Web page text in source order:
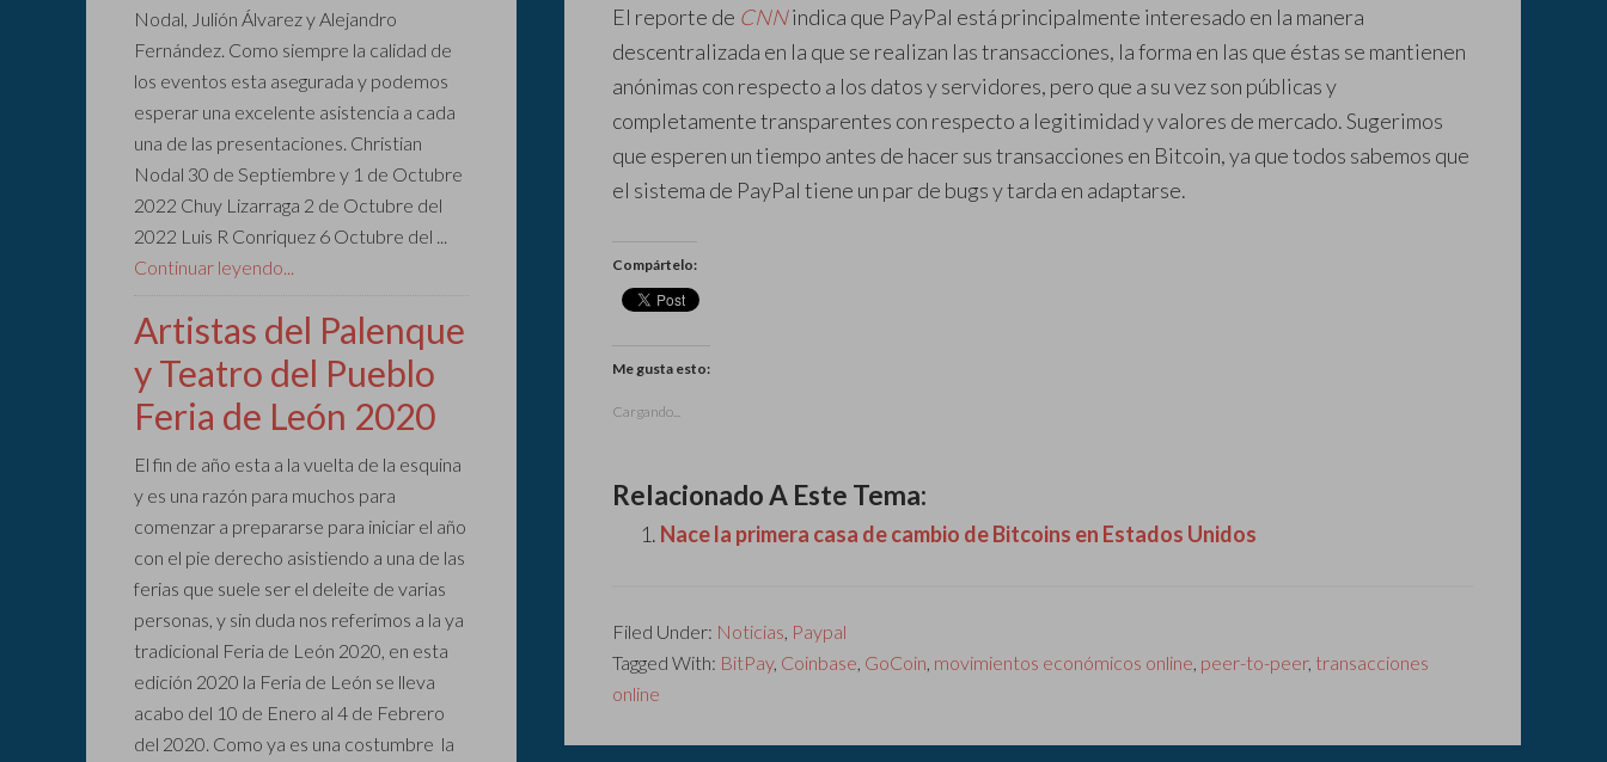
El reporte de CNNindica que PayPal está principalmente interesado en la manera
descentralizada en la que se realizan las transacciones, la forma en las que éstas se mantienen
anónimas con respecto a los datos y servidores, pero que a su vez son públicas y
completamente transparentes con respecto a legitimidad y valores de mercado. Sugerimos
que esperen un tiempo antes de hacer sus transacciones en Bitcoin, ya que todos sabemos que
el sistema de PayPal tiene un par de bugs y tarda en adaptarse.
Compártelo:
Me gusta esto:
Cargando...
Relacionado A Este Tema:
Nace la primera casa de cambio de Bitcoins en Estados Unidos
Filed Under: Noticias, Paypal
Tagged With: BitPay, Coinbase, GoCoin, movimientos económicos online, peer-to-peer, transacciones
online
Nodal, Julión Álvarez y Alejandro
Fernández. Como siempre la calidad de
los eventos esta asegurada y podemos
esperar una excelente asistencia a cada
una de las presentaciones. Christian
Nodal 30 de Septiembre y 1 de Octubre
2022 Chuy Lizarraga 2 de Octubre del
2022 Luis R Conriquez 6 Octubre del ...
Continuar leyendo...
Artistas del Palenque
y Teatro del Pueblo
Feria de León 2020
El fin de año esta a la vuelta de la esquina
y es una razón para muchos para
comenzar a prepararse para iniciar el año
con el pie derecho asistiendo a una de las
ferias que suele ser el deleite de varias
personas, y sin duda nos referimos a la ya
tradicional Feria de León 2020, en esta
edición 2020 la Feria de León se lleva
acabo del 10 de Enero al 4 de Febrero
del 2020. Como ya es una costumbre la